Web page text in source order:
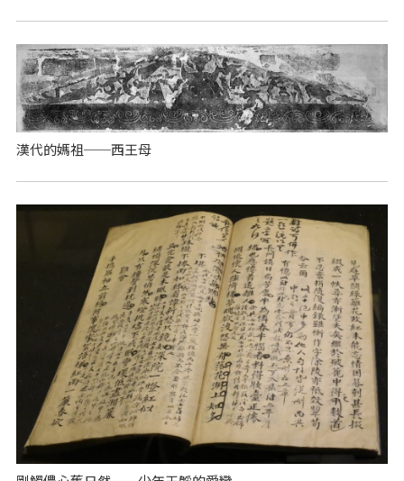
漢代的媽祖──西王母